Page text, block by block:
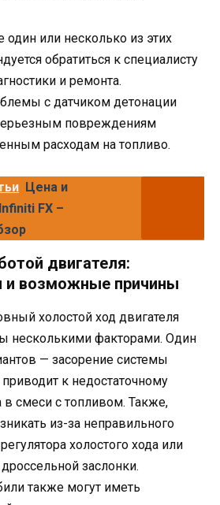
или несколько из этих
обратиться к специалисту
и ремонта.
с датчиком детонации
повреждениям
расходам на топливо.
Цена и
FX –
двигателя:
и возможные причины
холостой ход двигателя
несколькими факторами. Один
— засорение системы
приводит к недостаточному
в смеси с топливом. Также,
из-за неправильного
холостого хода или
заслонки.
также могут иметь